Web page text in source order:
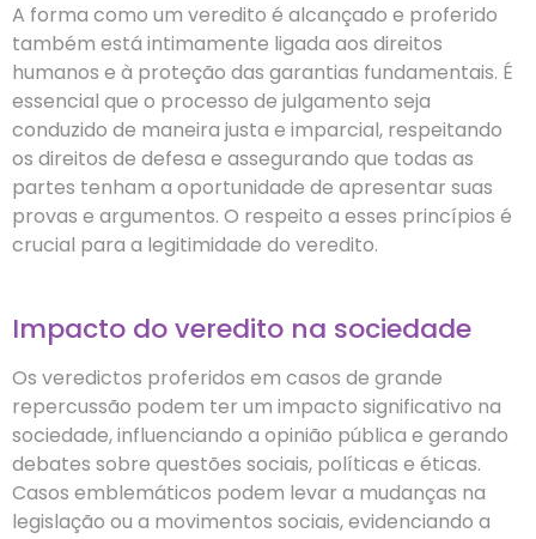
A forma como um veredito é alcançado e proferido
também está intimamente ligada aos direitos
humanos e à proteção das garantias fundamentais. É
essencial que o processo de julgamento seja
conduzido de maneira justa e imparcial, respeitando
os direitos de defesa e assegurando que todas as
partes tenham a oportunidade de apresentar suas
provas e argumentos. O respeito a esses princípios é
crucial para a legitimidade do veredito.
Impacto do veredito na sociedade
Os veredictos proferidos em casos de grande
repercussão podem ter um impacto significativo na
sociedade, influenciando a opinião pública e gerando
debates sobre questões sociais, políticas e éticas.
Casos emblemáticos podem levar a mudanças na
legislação ou a movimentos sociais, evidenciando a